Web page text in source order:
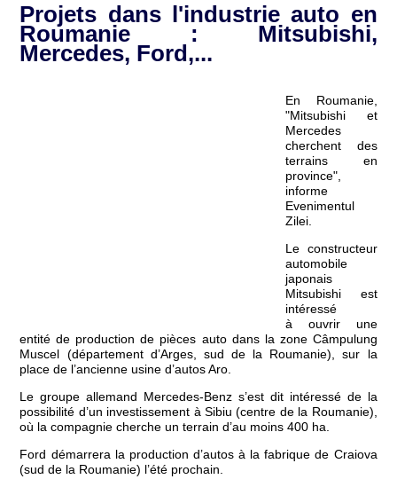
Projets dans l'industrie auto en
Roumanie : Mitsubishi,
Mercedes, Ford,...
En Roumanie,
"Mitsubishi et
Mercedes
cherchent des
terrains en
province",
informe
Evenimentul
Zilei.
Le constructeur
automobile
japonais
Mitsubishi est
intéressé
à ouvrir une
entité de production de pièces auto dans la zone Câmpulung
Muscel (département d’Arges, sud de la Roumanie), sur la
place de l’ancienne usine d’autos Aro.
Le groupe allemand Mercedes-Benz s’est dit intéressé de la
possibilité d’un investissement à Sibiu (centre de la Roumanie),
où la compagnie cherche un terrain d’au moins 400 ha.
Ford démarrera la production d’autos à la fabrique de Craiova
(sud de la Roumanie) l’été prochain.